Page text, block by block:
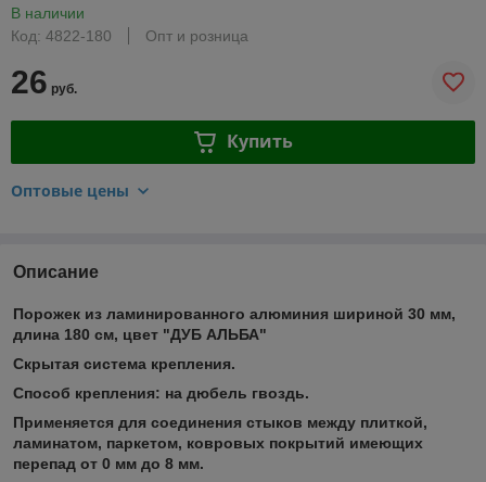
В наличии
Код: 4822-180
Опт и розница
26 руб.
Купить
Оптовые цены
Описание
Порожек из ламинированного алюминия шириной 30 мм,
длина 180 см, цвет "ДУБ АЛЬБА"
Скрытая система крепления.
Способ крепления: на дюбель гвоздь.
Применяется для соединения стыков между плиткой,
ламинатом, паркетом, ковровых покрытий имеющих
перепад от 0 мм до 8 мм.